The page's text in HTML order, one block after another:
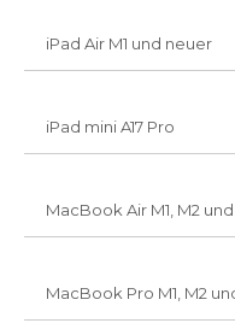
iPad Air M1 und neuer
iPad mini A17 Pro
MacBook Air M1, M2
MacBook Pro M1, M2